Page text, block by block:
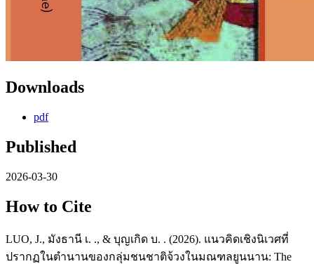
Downloads
pdf
Published
2026-03-30
How to Cite
LUO, J., มังธานี เ. ., & บุญเกิด บ. . (2026). แนวคิดเชิงนิเวศที่
ปรากฏในตำนานของกลุ่มชนชาติจ้วงในมณฑลยูนนาน: The